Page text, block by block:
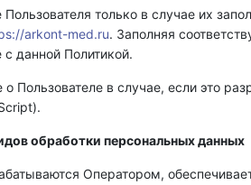
только в случае их
arkont-med.ru. Заполняя
данной Политикой.
Пользователе в случае, если это
обработки персональных данных
Оператором,